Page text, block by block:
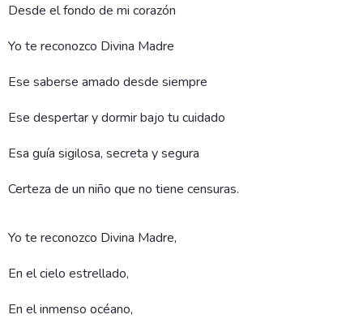
Desde el fondo de mi corazón
Yo te reconozco Divina Madre
Ese saberse amado desde siempre
Ese despertar y dormir bajo tu cuidado
Esa guía sigilosa, secreta y segura
Certeza de un niño que no tiene censuras.
Yo te reconozco Divina Madre,
En el cielo estrellado,
En el inmenso océano,